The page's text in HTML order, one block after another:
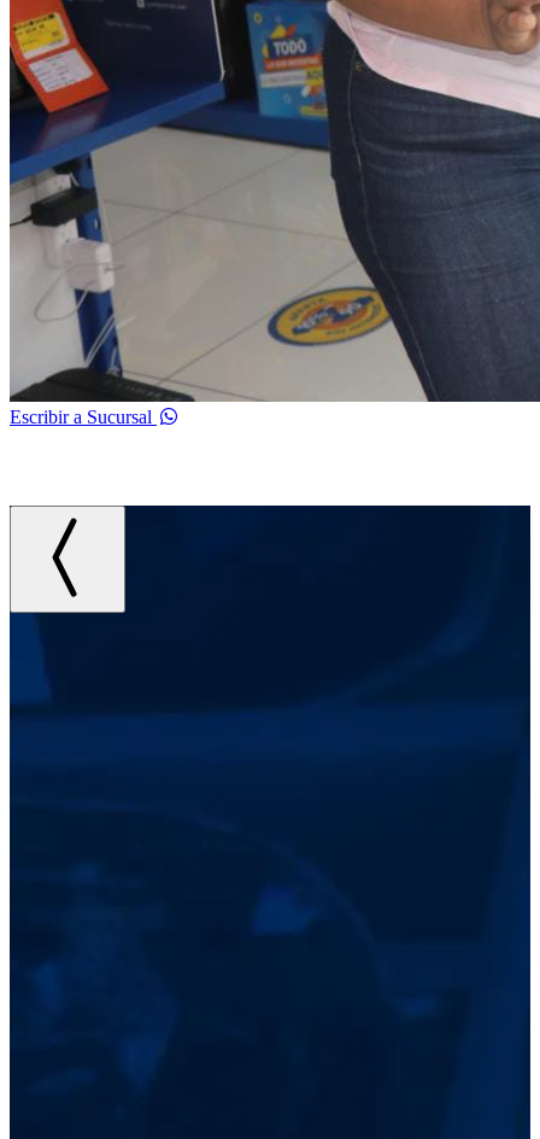
Escribir a Sucursal